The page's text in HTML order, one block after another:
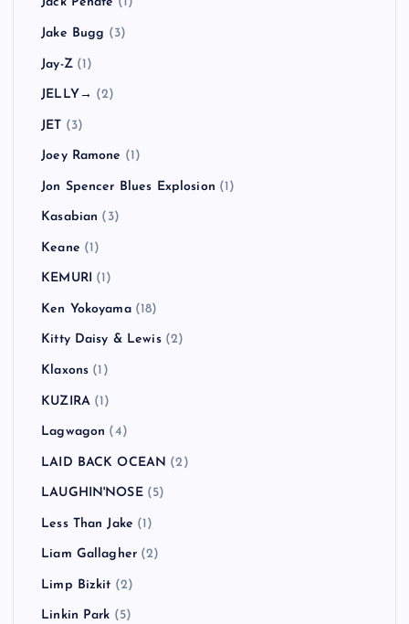
Jake Bugg (3)
Jay-Z(1)
JELLY→ (2)
JET (3)
Joey Ramone (1)
Jon Spencer Blues Explosion (1)
Kasabian (3)
Keane (1)
KEMURI (1)
Ken Yokoyama(18)
Kitty Daisy & Lewis(2)
Klaxons (1)
KUZIRA(1)
Lagwagon (4)
LAID BACK OCEAN (2)
LAUGHIN'NOSE(5)
Less Than Jake (1)
Liam Gallagher (2)
Limp Bizkit (2)
Linkin Park (5)